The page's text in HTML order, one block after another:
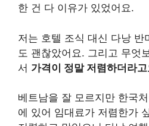
한 건 다 이유가 있었어요.
저는 호텔 조식 대신 다낭 반
도 괜찮았어요. 그리고 무엇
서 가격이 정말 저렴하더라
베트남을 잘 모르지만 한국
에 있어 임대료가 저렴한가